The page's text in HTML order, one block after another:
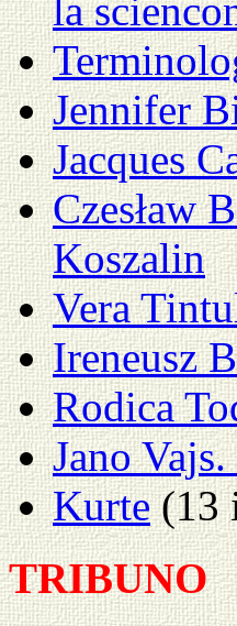
la
Jennifer
Jacques
Czesław
Koszalin
Vera
Ireneusz
Rodica
Jano
Kurte(13
TRIBUNO